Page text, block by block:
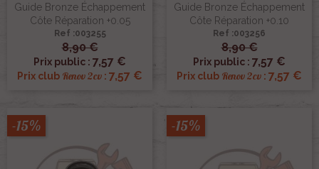
Guide Bronze Échappement
Côte Réparation +0.05
Ref :003255
8,90 €
Prix public : 7,57 €
Prix club Renov 2cv : 7,57 €
Guide Bronze Échappement
Côte Réparation +0.10
Ref :003256
8,90 €
Prix public : 7,57 €
Prix club Renov 2cv : 7,57 €
-15% -15%